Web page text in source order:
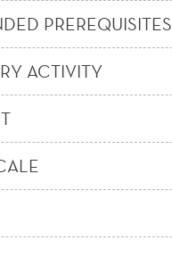
PREREQUISITES
ACTIVITY